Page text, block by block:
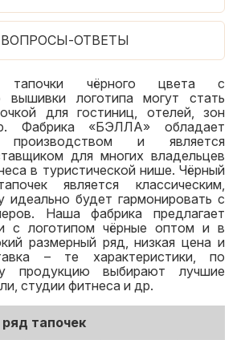
ВОПРОСЫ-ОТВЕТЫ
тапочки чёрного цвета с
вышивки логотипа могут стать
для гостиниц, отелей, зон
Фабрика «БЭЛЛА» обладает
производством и является
для многих владельцев
в туристической нише. Чёрный
является классическим,
идеально будет гармонировать с
Наша фабрика предлагает
с логотипом чёрные оптом и в
размерный ряд, низкая цена и
– те характеристики, по
продукцию выбирают лучшие
студии фитнеса и др.
тапочек